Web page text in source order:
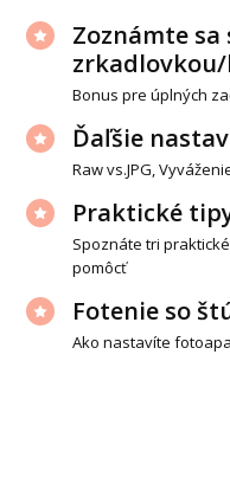
Zoznámte sa
Bonus pre úplných
Ďaľšie
Raw vs.JPG,
Praktické
Spoznáte tri
pomôcť
Fotenie so
Ako nastavíte